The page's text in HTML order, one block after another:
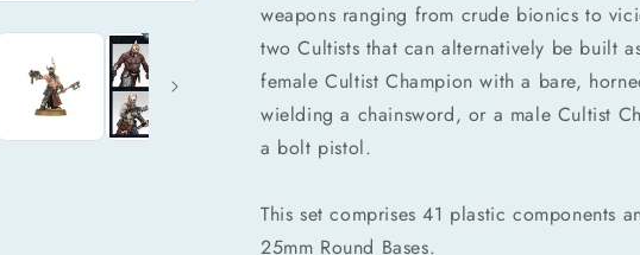
weapons ranging from crude bionics to
two Cultists that can alternatively be built
female Cultist Champion with a bare,
wielding a chainsword, or a male Cultist
a bolt pistol.
This set comprises 41 plastic components
25mm Round Bases.